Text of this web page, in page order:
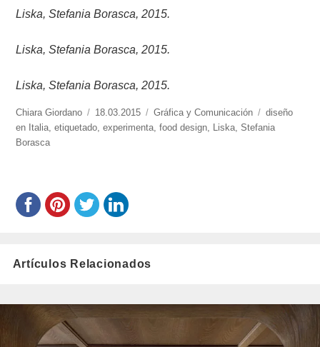
Liska, Stefania Borasca, 2015.
Liska, Stefania Borasca, 2015.
Liska, Stefania Borasca, 2015.
https://www.experimenta.es/author/chiara-
giordano/
Chiara Giordano
Publicado
el
18.03.2015 Categorías
Gráfica y Comunicación Etiquetas
diseño
en Italia ,etiquetado ,experimenta ,food design Liska ,Stefania
Borasca
Artículos Relacionados